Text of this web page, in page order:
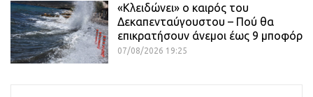
«Κλειδώνει» ο καιρός του
Δεκαπενταύγουστου – Πού θα
επικρατήσουν άνεμοι έως 9 μποφόρ
07/08/2026 19:25